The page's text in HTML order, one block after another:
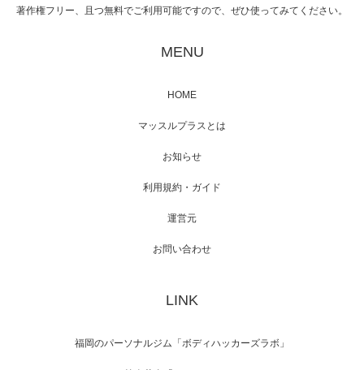
映画「メカバース」舞台挨拶へマッスルプラ
【TV】NHK BS「COOL JAPAN 」にてマッス
「ねとらぼ」さんに…
著作権フリー、且つ無料でご利用可能ですので、ぜひ使ってみてください。
MENU
HOME
マッスルプラスとは
お知らせ
利用規約・ガイド
運営元
お問い合わせ
LINK
福岡のパーソナルジム「ボディハッカーズラボ」